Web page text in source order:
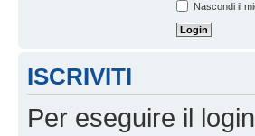
Nascondi il
ISCRIVITI
Per eseguire il